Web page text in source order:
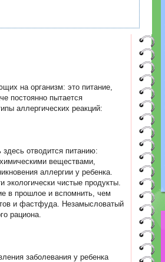
на организм: это питание,
постоянно пытается
аллергических реакций:
отводится питанию:
веществами,
аллергии у ребенка.
чистые продукты.
в прошлое и вспомнить, чем
и фастфуда. Незамысловатый
рациона.
заболевания у ребенка